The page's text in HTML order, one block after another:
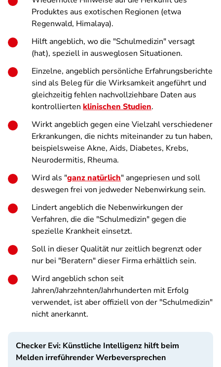
Produktes aus exotischen Regionen (etwa
Regenwald, Himalaya).
Hilft angeblich, wo die "Schulmedizin" versagt
(hat), speziell in ausweglosen Situationen.
Einzelne, angeblich persönliche Erfahrungsberichte
sind als Beleg für die Wirksamkeit angeführt und
gleichzeitig fehlen nachvollziehbare Daten aus
kontrollierten klinischen Studien.
Wirkt angeblich gegen eine Vielzahl verschiedener
Erkrankungen, die nichts miteinander zu tun haben,
beispielsweise Akne, Aids, Diabetes, Krebs,
Neurodermitis, Rheuma.
Wird als "ganz natürlich" angepriesen und soll
deswegen frei von jedweder Nebenwirkung sein.
Lindert angeblich die Nebenwirkungen der
Verfahren, die die "Schulmedizin" gegen die
spezielle Krankheit einsetzt.
Soll in dieser Qualität nur zeitlich begrenzt oder
nur bei "Beratern" dieser Firma erhältlich sein.
Wird angeblich schon seit
Jahren/Jahrzehnten/Jahrhunderten mit Erfolg
verwendet, ist aber offiziell von der "Schulmedizin"
nicht anerkannt.
Checker Evi: Künstliche Intelligenz hilft beim
Melden irreführender Werbeversprechen